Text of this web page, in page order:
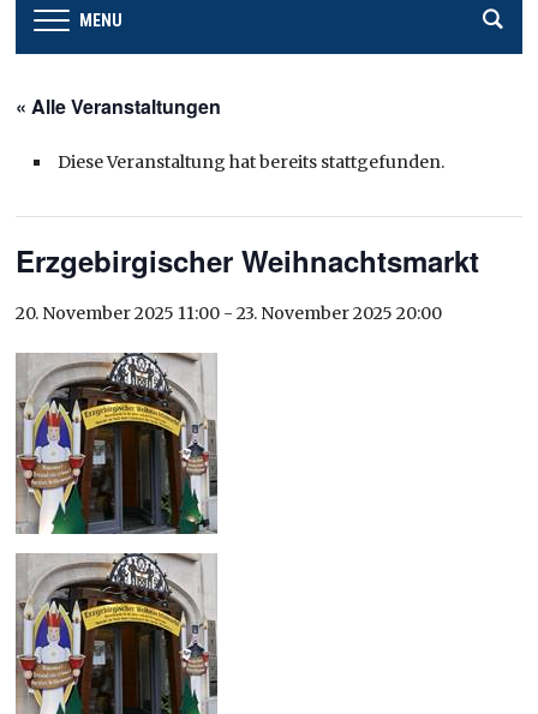
MENU
« Alle Veranstaltungen
Diese Veranstaltung hat bereits stattgefunden.
Erzgebirgischer Weihnachtsmarkt
20. November 2025 11:00 -23. November 2025 20:00